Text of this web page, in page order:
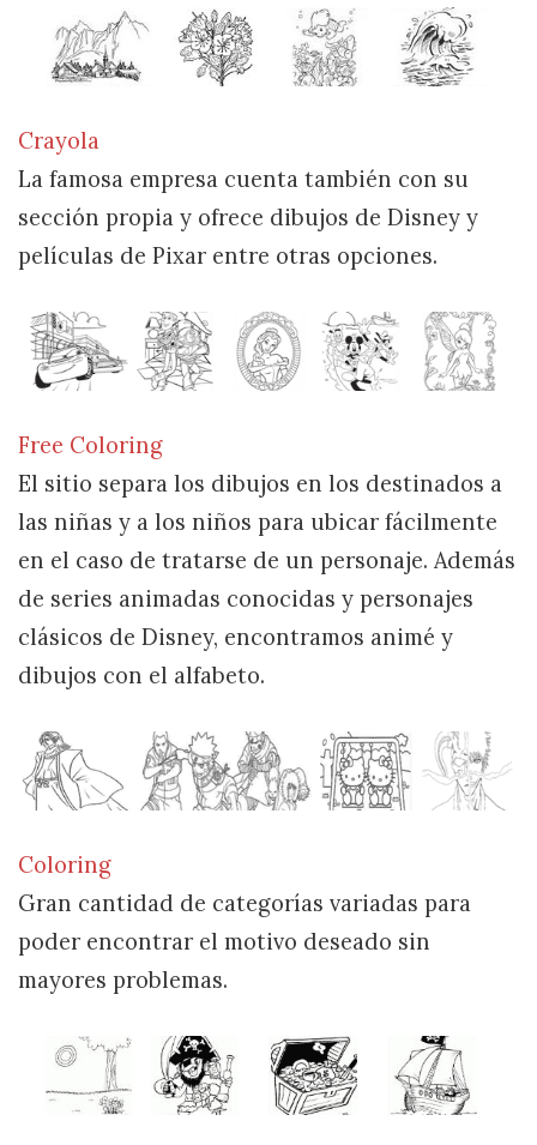
Crayola
La famosa empresa cuenta también con su
sección propia y ofrece dibujos de Disney y
películas de Pixar entre otras opciones.
Free Coloring
El sitio separa los dibujos en los destinados a
las niñas y a los niños para ubicar fácilmente
en el caso de tratarse de un personaje. Además
de series animadas conocidas y personajes
clásicos de Disney, encontramos animé y
dibujos con el alfabeto.
Coloring
Gran cantidad de categorías variadas para
poder encontrar el motivo deseado sin
mayores problemas.